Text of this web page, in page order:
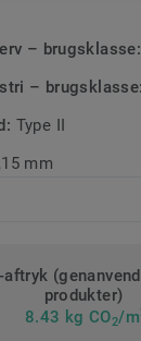
– brugsklasse:
– brugsklasse:
Type II
mm
aftryk
produkter)
8.43 kg CO2/m